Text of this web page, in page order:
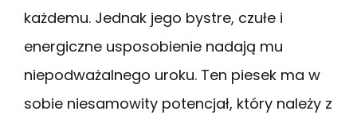
każdemu. Jednak jego bystre, czułe i
energiczne usposobienie nadają mu
niepodważalnego uroku. Ten piesek ma w
sobie niesamowity potencjał, który należy z